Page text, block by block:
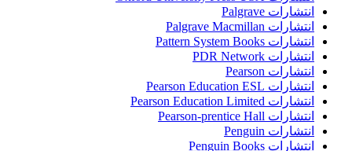
انتشارات Palgrave
انتشارات Palgrave Macmillan
انتشارات Pattern System Books
انتشارات PDR Network
انتشارات Pearson
انتشارات Pearson Education ESL
انتشارات Pearson Education Limited
انتشارات Pearson-prentice Hall
انتشارات Penguin
انتشارات Penguin Books